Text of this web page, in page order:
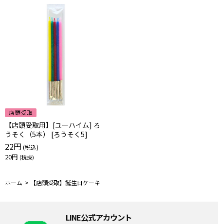
【店頭受取用】[ユーハイム] ろ
うそく（5本） [ろうそく5]
22円
20円
ホーム > 【店頭受取】誕生日ケーキ
LINE公式アカウント